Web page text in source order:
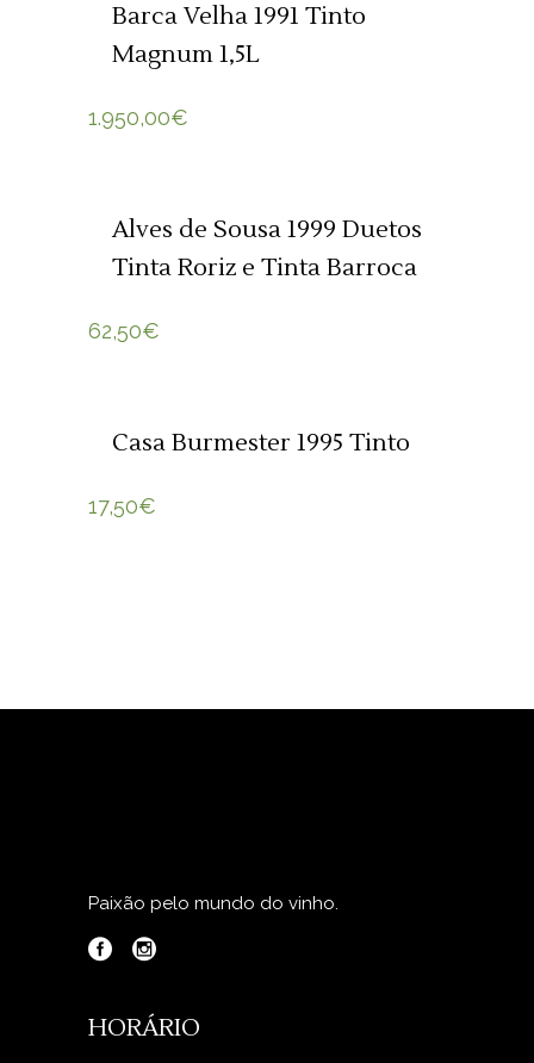
Barca Velha 1991 Tinto
Magnum 1,5L
1.950,00€
Alves de Sousa 1999 Duetos
Tinta Roriz e Tinta Barroca
62,50€
Casa Burmester 1995 Tinto
17,50€
Paixão pelo mundo do vinho.
HORÁRIO